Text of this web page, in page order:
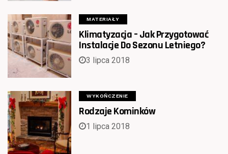
MATERIAŁY
Klimatyzacja – Jak Przygotować
Instalacje Do Sezonu Letniego?
3 lipca 2018
WYKOŃCZENIE
Rodzaje Kominków
1 lipca 2018